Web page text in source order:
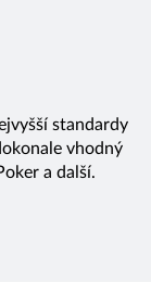
standardy
vhodný
a další.